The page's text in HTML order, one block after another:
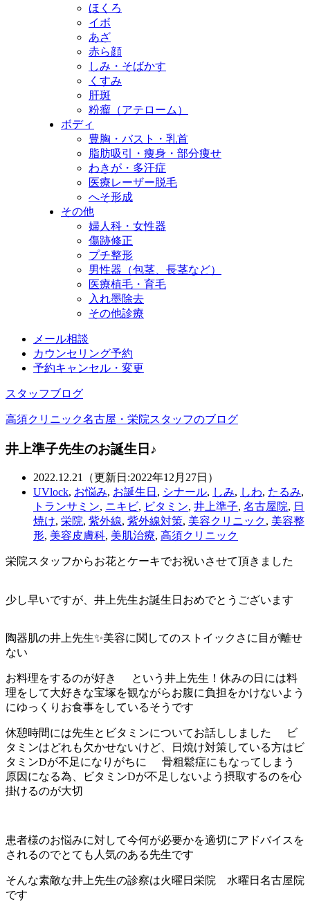
ほくろ
イボ
あざ
赤ら顔
しみ・そばかす
くすみ
肝斑
粉瘤（アテローム）
ボディ
豊胸・バスト・乳首
脂肪吸引・痩身・部分痩せ
わきが・多汗症
医療レーザー脱毛
へそ形成
その他
婦人科・女性器
傷跡修正
プチ整形
男性器（包茎、長茎など）
医療植毛・育毛
入れ墨除去
その他診療
メール相談
カウンセリング予約
予約キャンセル・変更
スタッフブログ
高須クリニック名古屋・栄院スタッフのブログ
井上準子先生のお誕生日♪
2022.12.21（更新日:2022年12月27日）
UVlock, お悩み, お誕生日 , シナール, しみ, しわ, たるみ,
トランサミン, ニキビ, ビタミン, 井上準子, 名古屋院, 日
焼け, 栄院, 紫外線, 紫外線対策, 美容クリニック, 美容整
形, 美容皮膚科, 美肌治療, 高須クリニック
栄院スタッフからお花とケーキでお祝いさせて頂きました
少し早いですが、井上先生お誕生日おめでとうございます
陶器肌の井上先生✨美容に関してのストイックさに目が離せ
ない
お料理をするのが好き
という井上先生！休みの日には料
理をして大好きな宝塚を観ながらお腹に負担をかけないよう
にゆっくりお食事をしているそうです
休憩時間には先生とビタミンについてお話ししました
ビ
タミンはどれも欠かせないけど、日焼け対策している方はビ
タミンDが不足になりがちに
骨粗鬆症にもなってしまう
原因になる為、ビタミンDが不足しないよう摂取するのを心
掛けるのが大切
患者様のお悩みに対して今何が必要かを適切にアドバイスを
されるのでとても人気のある先生です
そんな素敵な井上先生の診察は火曜日栄院 水曜日名古屋院
です